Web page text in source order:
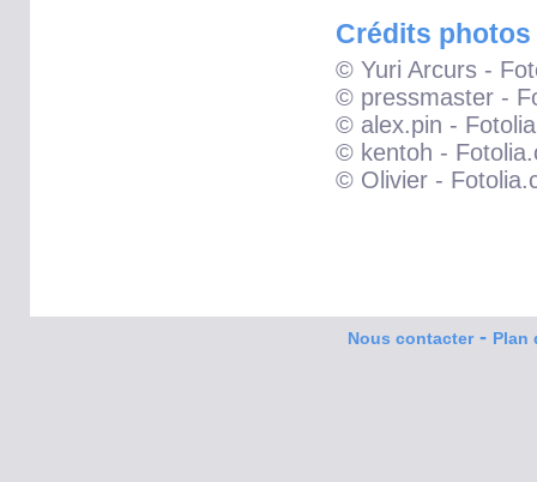
Crédits photos
© Yuri Arcurs -
© pressmaster -
© alex.pin -
© kentoh -
© Olivier -
Nous contacter- Plan